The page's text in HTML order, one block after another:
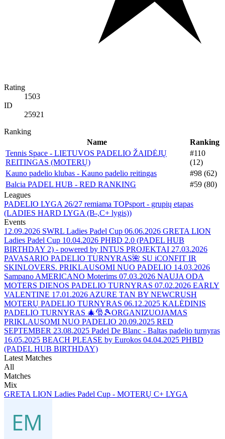
Rating
1503
ID
25921
Ranking
Name
Ranking
Tennis Space - LIETUVOS PADELIO ŽAIDĖJŲ
REITINGAS (MOTERŲ)
#110
(12)
Kauno padelio klubas - Kauno padelio reitingas
#98 (62)
Balcia PADEL HUB - RED RANKING
#59 (80)
Leagues
PADELIO LYGA 26/27 remiama TOPsport - grupių etapas
(LADIES HARD LYGA (B-,C+ lygis))
Events
12.09.2026 SWRL Ladies Padel Cup 06.06.2026 GRETA LION
Ladies Padel Cup 10.04.2026 PHBD 2.0 (PADEL HUB
BIRTHDAY 2) - powered by INTUS PROJEKTAI 27.03.2026
PAVASARIO PADELIO TURNYRAS🌺 SU iCONFIT IR
SKINLOVERS. PRIKLAUSOMI NUO PADELIO 14.03.2026
Sampano AMERICANO Moterims 07.03.2026 NAUJA ODA
MOTERS DIENOS PADELIO TURNYRAS 07.02.2026 EARLY
VALENTINE 17.01.2026 AZURE TAN BY NEWCRUSH
MOTERŲ PADELIO TURNYRAS 06.12.2025 KALĖDINIS
PADELIO TURNYRAS 🎄🎅🎾ORGANIZUOJAMAS
PRIKLAUSOMI NUO PADELIO 20.09.2025 RED
SEPTEMBER 23.08.2025 Padel De Blanc - Baltas padelio turnyras
16.05.2025 BEACH PLEASE by Eurokos 04.04.2025 PHBD
(PADEL HUB BIRTHDAY)
Latest Matches
All
Matches
Mix
GRETA LION Ladies Padel Cup - MOTERŲ C+ LYGA